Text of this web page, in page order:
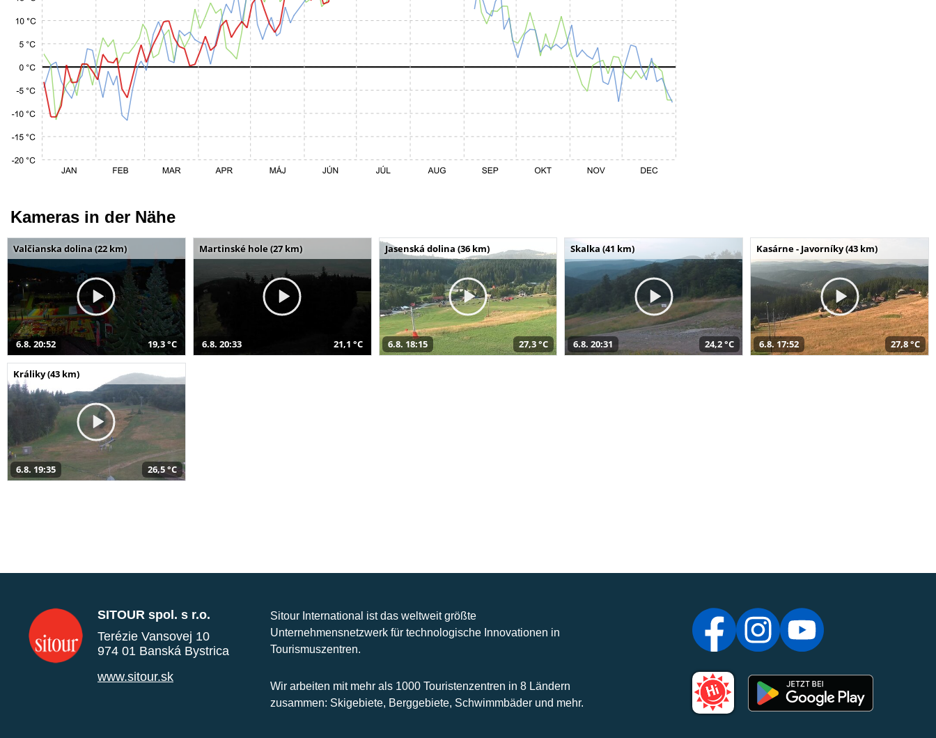
Kameras in der Nähe
Valčianska dolina (22 km)
6.8. 20:52 19,3 °C
Martinské hole (27 km)
6.8. 20:33 21,1 °C
Jasenská dolina (36 km)
6.8. 18:15 27,3 °C
Skalka (41 km)
6.8. 20:31 24,2 °C
Kasárne - Javorníky (43 km)
6.8. 17:52 27,8 °C
Králiky (43 km)
6.8. 19:35 26,5 °C
SITOUR spol. s r.o.
Terézie Vansovej 10
974 01 Banská Bystrica
www.sitour.sk
Sitour International ist das weltweit größte
Unternehmensnetzwerk für technologische Innovationen in
Tourismuszentren.
Wir arbeiten mit mehr als 1000 Touristenzentren in 8 Ländern
zusammen: Skigebiete, Berggebiete, Schwimmbäder und mehr.